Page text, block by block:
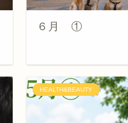
６月 ①
HEALTH&BEAUTY